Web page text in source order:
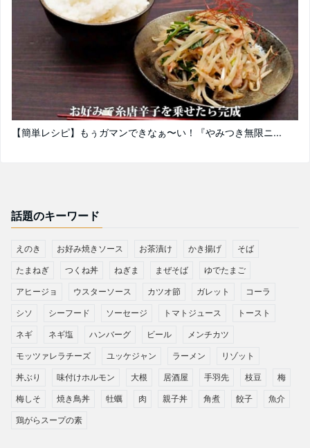
【簡単レシピ】もぅガマンできなぁ〜い！『やみつき無限ニ...
話題のキーワード
えのき お好み焼きソース お茶漬け かき揚げ そば
たまねぎ つくね丼 ねぎま まぜそば ゆでたまご
アヒージョ ウスターソース カツオ節 ガレット コーラ
シソ シーフード ソーセージ トマトジュース トースト
ネギ ネギ塩 ハンバーグ ビール メンチカツ
モッツァレラチーズ ユッケジャン ラーメン リゾット
丼ぶり 味付けホルモン 大根 居酒屋 手羽先 枝豆 梅
梅しそ 焼き鳥丼 牡蠣 肉 親子丼 角煮 餃子 魚介
鶏がらスープの素